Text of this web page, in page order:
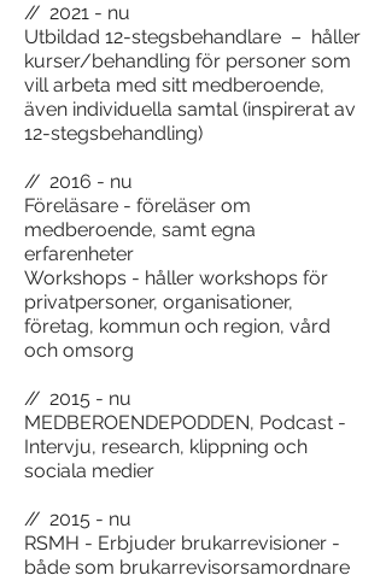
//2021 - nu
Utbildad 12-stegsbehandlare – håller
kurser/behandling för personer som
vill arbeta med sitt medberoende,
även individuella samtal (inspirerat av
12-stegsbehandling)
//2016 - nu
Föreläsare - föreläser om
medberoende, samt egna
erfarenheter
Workshops - håller workshops för
privatpersoner, organisationer,
företag, kommun och region, vård
och omsorg
//2015 - nu
MEDBEROENDEPODDEN, Podcast -
Intervju, research, klippning och
sociala medier
//2015 - nu
RSMH - Erbjuder brukarrevisioner -
både som brukarrevisorsamordnare